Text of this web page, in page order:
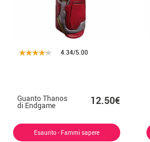
4.34/5.00
Guanto Thanos
di Endgame 12.50€
Esaurito - Fammi sapere